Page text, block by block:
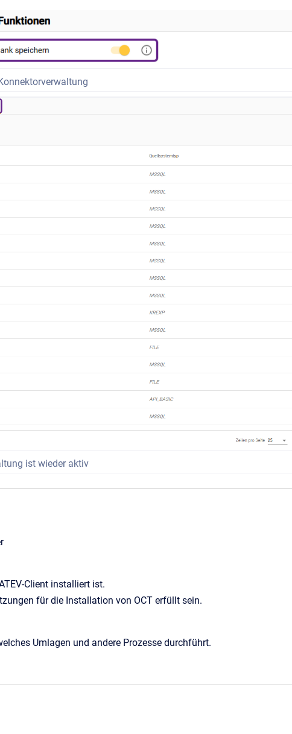
ist wieder aktiv
Client installiert ist.
für die Installation von OCT erfüllt sein.
Umlagen und andere Prozesse durchführt.